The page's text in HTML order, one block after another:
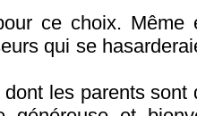
ce choix. Même
qui se
les parents sont